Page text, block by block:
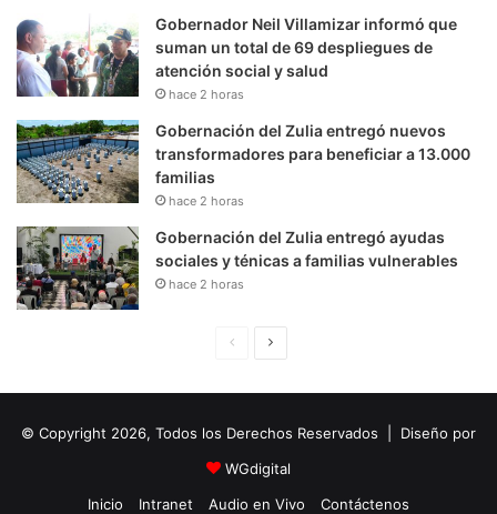
Gobernador Neil Villamizar informó que
suman un total de 69 despliegues de
atención social y salud
hace 2 horas
Gobernación del Zulia entregó nuevos
transformadores para beneficiar a 13.000
familias
hace 2 horas
Gobernación del Zulia entregó ayudas
sociales y ténicas a familias vulnerables
hace 2 horas
i
n
a
u
i
e
© Copyright 2026, Todos los Derechos Reservados | Diseño por
WGdigital
Inicio
Intranet Audio en Vivo Contáctenos